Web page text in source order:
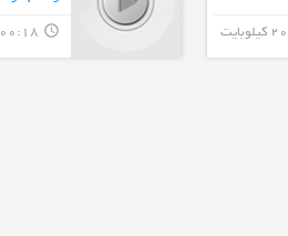
20 کیلوبایت query_builder
00:18